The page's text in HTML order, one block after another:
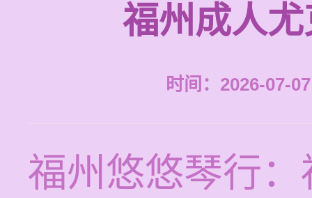
福州成人
时间：2026-07-
福州悠悠琴行